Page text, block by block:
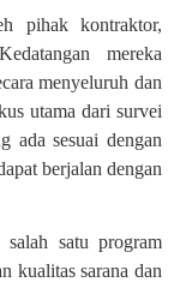
pihak kontraktor,
mereka
menyeluruh dan
utama dari survei
ada sesuai dengan
berjalan dengan
satu program
kualitas sarana dan